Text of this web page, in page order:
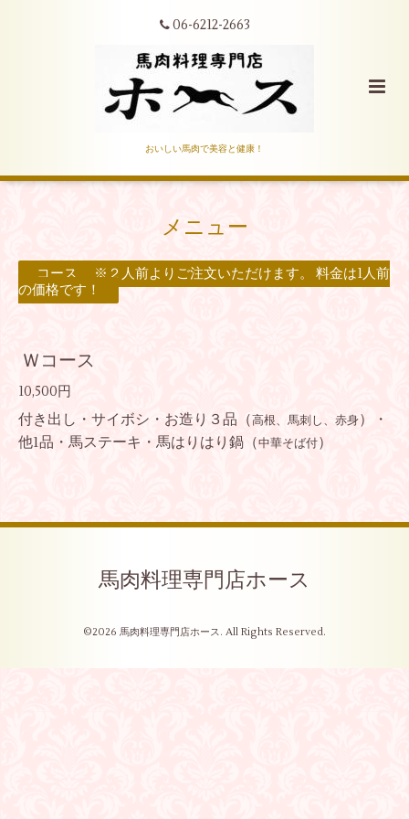
06-6212-2663
おいしい馬肉で美容と健康！
メニュー
コース ※２人前よりご注文いただけます。 料金は1人前
の価格です！
Ｗコース
10,500円
付き出し・サイボシ・お造り３品（高根、馬刺し、赤身）・
他1品・馬ステーキ・馬はりはり鍋（中華そば付）
馬肉料理専門店ホース
©2026 馬肉料理専門店ホース. All Rights Reserved.